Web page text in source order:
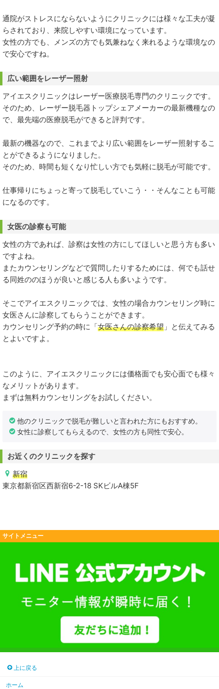
通院がストレスにならないようにクリニックには様々な工夫が凝
らされており、来院しやすい環境になっています。
女性の方でも、メンズの方でも気兼ねなく来れるような環境なの
で安心ですね。
広い範囲をレーザー照射
アイエスクリニックはレーザー医療脱毛専門のクリニックです。
そのため、レーザー脱毛器トップシェアメーカーの最新機種なの
で、最先端の医療脱毛ができると評判です。
最新の機器なので、これまでより広い範囲をレーザー照射するこ
とができるようになりました。
そのため、時間も短くなり忙しい方でも気軽に脱毛が可能です。
仕事帰りにちょっと寄って脱毛していこう・・そんなことも可能
になるのです。
女医の診察も可能
女性の方であれば、診察は女性の方にしてほしいと思う方も多い
ですよね。
またカウンセリングなどで質問したりするためには、何でも話せ
る同姓ののほうが良いと感じる人も多いようです。
そこでアイエスクリニックでは、女性の場合カウンセリング時に
女医さんに診察してもらうことができます。
カウンセリング予約の時に「女医さんの診察希望 」と伝えてみる
とよいですよ。
このように、アイエスクリニックには価格面でも安心面でも様々
なメリットがあります。
まずは無料カウンセリングをお試しください。
他のクリニックで脱毛が難しいと言われた方にもおすすめ。
女性に診察してもらえるので、女性の方も同性で安心。
お近くのクリニックを探す
新宿
東京都新宿区西新宿6-2-18 SKビルA棟5F
サイトメニュー
上に戻る
ホーム